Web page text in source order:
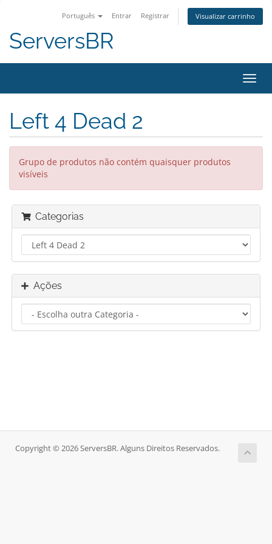
Português Entrar Registrar Visualizar carrinho
ServersBR
Left 4 Dead 2
Grupo de produtos não contém quaisquer produtos
visíveis
Categorias
Ações
Copyright © 2026 ServersBR. Alguns Direitos Reservados.